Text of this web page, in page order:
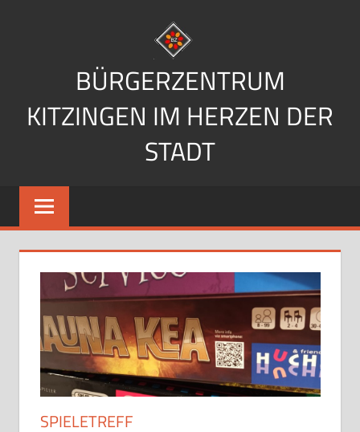
BÜRGERZENTRUM
KITZINGEN IM HERZEN DER
STADT
Im
Herzen
Stadt
SPIELETREFF